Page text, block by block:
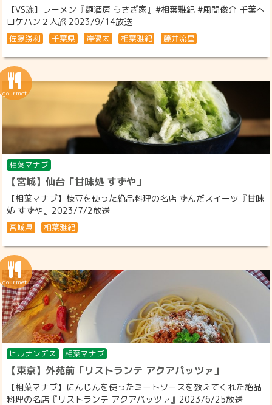
【VS魂】ラーメン『麺酒房 うさぎ家』#相葉雅紀 #風間俊介 千葉へ
ロケハン２人旅 2023/9/14放送
佐藤勝利 千葉県 岸優太 相葉雅紀 藤井流星
相葉マナブ
【宮城】仙台「甘味処 すずや」
【相葉マナブ】枝豆を使った絶品料理の名店 ずんだスイーツ『甘味
処 すずや』2023/7/2放送
宮城県 相葉雅紀
ヒルナンデス 相葉マナブ
【東京】外苑前「リストランテ アクアパッツァ」
【相葉マナブ】にんじんを使ったミートソースを教えてくれた絶品
料理の名店『リストランテ アクアパッツァ』2023/6/25放送